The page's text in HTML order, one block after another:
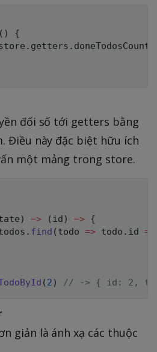
( )
{
. getters . doneTodosCount
đối số tới getters bằng
Điều này đặc biệt hữu ích
một mảng trong store.
) => ( id ) => {
. find ( todo => todo . id
( 2 ) // -> { id: 2,
giản là ánh xạ các thuộc